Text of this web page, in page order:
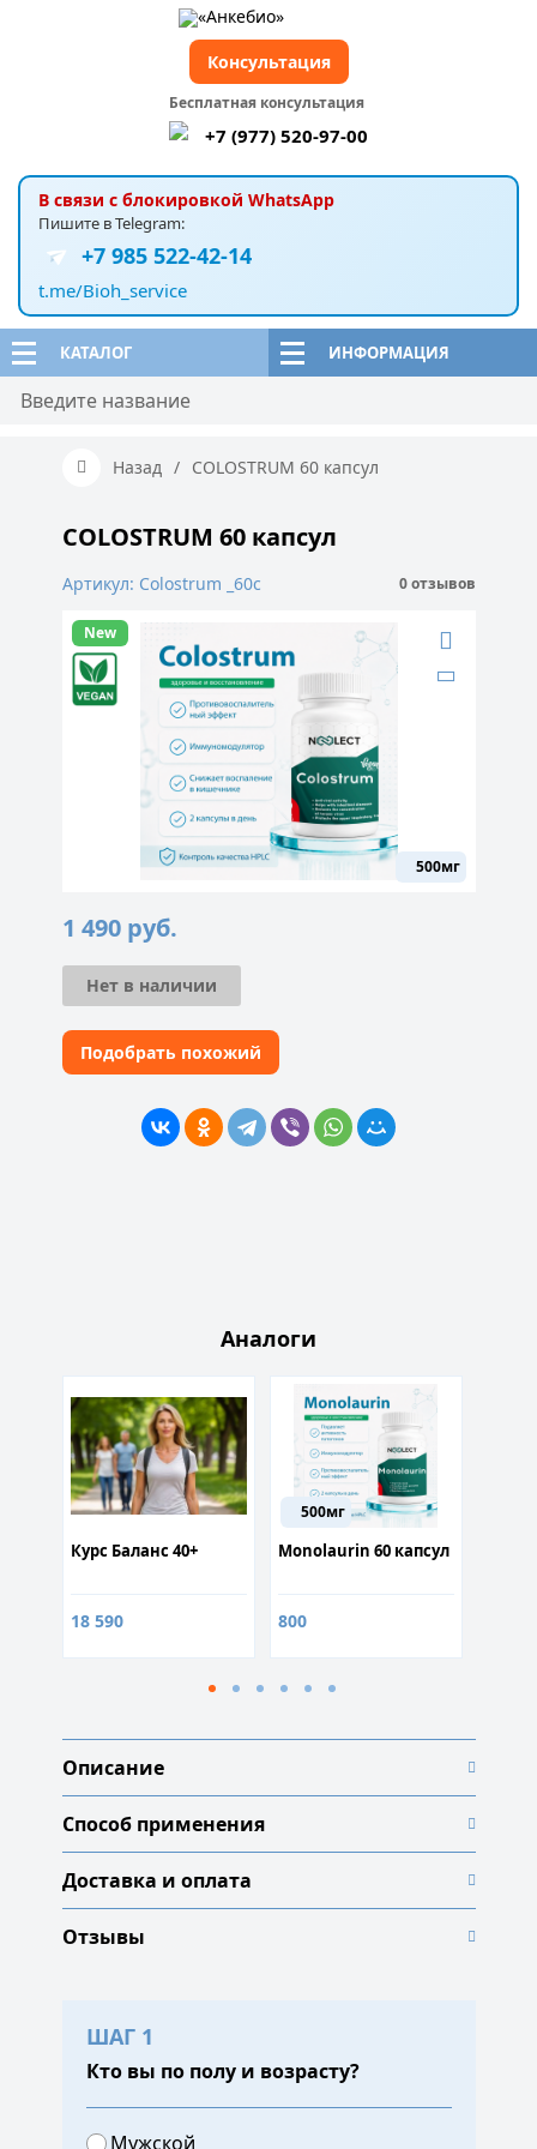
КАТАЛОГ ИНФОРМАЦИЯ
В связи с блокировкой WhatsApp
Пишите в Telegram:
+7 985 522-42-14
t.me/Bioh_service
Бесплатная консультация
+7 (977) 520-97-00
Консультация
Назад / COLOSTRUM 60 капсул
COLOSTRUM 60 капсул
Артикул: Colostrum _60c 0 отзывов
500мг
New
1 490 руб.
Нет в наличии
Подобрать похожий
Аналоги
Курс Баланс 40+
18 590
500мг
Monolaurin 60 капсул
800
Описание
Способ применения
Доставка и оплата
Отзывы
ШАГ 1
Кто вы по полу и возрасту?
Мужской